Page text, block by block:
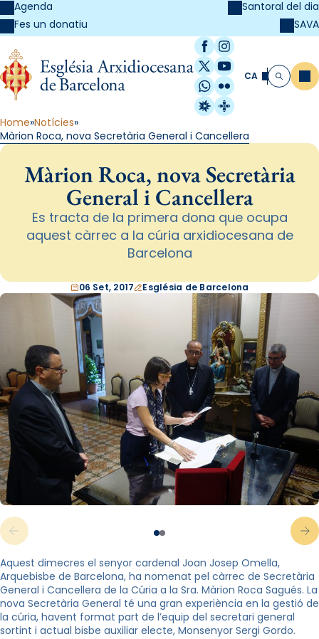
Agenda
Fes un donatiu
Santoral del dia
SAVA
Facebook
Instagram
X / Twitter
YouTube
WhatsApp
Flickr
Radio Estel
Catalunya
CA Cerca
Home Notícies
Màrion Roca, nova Secretària General i Cancellera
Màrion Roca, nova Secretària
General i Cancellera
Es tracta de la primera dona que ocupa
aquest càrrec a la cúria arxidiocesana de
Barcelona
06 Set, 2017 Església de Barcelona
Aquest dimecres el senyor cardenal Joan Josep Omella,
Arquebisbe de Barcelona, ha nomenat pel càrrec de Secretària
General i Cancellera de la Cúria a la Sra. Màrion Roca Sagués. La
nova Secretària General té una gran experiència en la gestió de
la cúria, havent format part de l’equip del secretari general
sortint i actual bisbe auxiliar electe, Monsenyor Sergi Gordo.